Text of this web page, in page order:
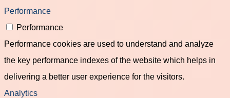
Performance
Performance
Performance cookies are used to understand and analyze
the key performance indexes of the website which helps in
delivering a better user experience for the visitors.
Analytics